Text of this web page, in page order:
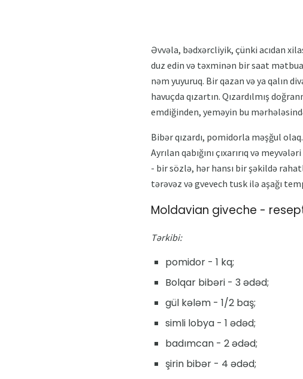
Əvvəla, bədxərcliyik, çünki acıdan
duz edin və təxminən bir saat
nəm yuyuruq. Bir qazan və ya qalın
havuçda qızartın. Qızardılmış
emdiğinden, yeməyin bu
Bibər qızardı, pomidorla məşğul
Ayrılan qabığını çıxarırıq və
- bir sözlə, hər hansı bir şəkildə
tərəvəz və gvevech tusk ilə aşağı
Moldavian giveche -
Tərkibi:
pomidor - 1 kq;
Bolqar bibəri - 3 ədəd;
gül kələm - 1/2 baş;
simli lobya - 1 ədəd;
badımcan - 2 ədəd;
şirin bibər - 4 ədəd;